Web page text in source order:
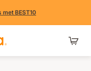
BEST10